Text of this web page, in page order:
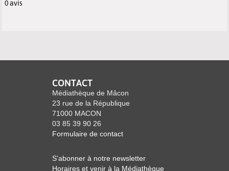
recherche
0avis
CONTACT
Médiathèque de Mâcon
23 rue de la République
71000 MACON
03 85 39 90 26
Formulaire de contact
S'abonner à notre newsletter
Horaires et venir à la Médiathèque